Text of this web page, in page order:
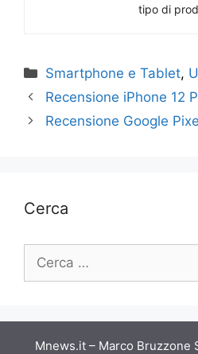
tipo di
Categorie
Smartphone e Tablet,
Recensione iPhone 12
Recensione Google
Cerca
per:
Mnews.it – Marco Bruzzone